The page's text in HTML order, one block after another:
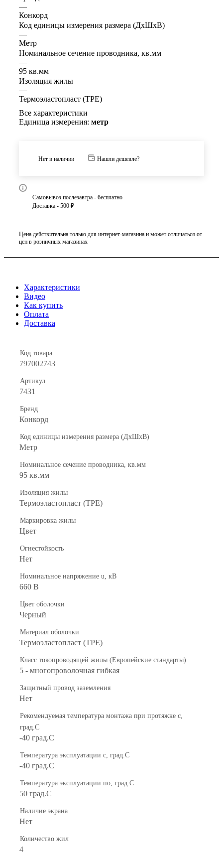
—
Конкорд
Код единицы измерения размера (ДхШхВ)
—
Метр
Номинальное сечение проводника, кв.мм
—
95 кв.мм
Изоляция жилы
—
Термоэластопласт (TPE)
Все характеристики
Единица измерения: метр
Нет в наличии Нашли дешевле?
Самовывоз послезавтра - бесплатно
Доставка - 500 ₽
Цена действительна только для интернет-магазина и может отличаться от
цен в розничных магазинах
Характеристики
Видео
Как купить
Оплата
Доставка
Код товара
797002743
Артикул
7431
Бренд
Конкорд
Код единицы измерения размера (ДхШхВ)
Метр
Номинальное сечение проводника, кв.мм
95 кв.мм
Изоляция жилы
Термоэластопласт (TPE)
Маркировка жилы
Цвет
Огнестойкость
Нет
Номинальное напряжение u, кВ
660 В
Цвет оболочки
Черный
Материал оболочки
Термоэластопласт (TPE)
Класс токопроводящей жилы (Европейские стандарты)
5 - многопроволочная гибкая
Защитный провод заземления
Нет
Рекомендуемая температура монтажа при протяжке с,
град.C
-40 град.C
Температура эксплуатации с, град.C
-40 град.C
Температура эксплуатации по, град.C
50 град.C
Наличие экрана
Нет
Количество жил
4